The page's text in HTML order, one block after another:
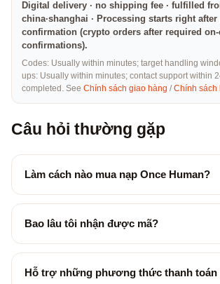
Digital delivery · no shipping fee · fulfilled
china·shanghai · Processing starts right after
confirmation (crypto orders after required
confirmations).
Codes: Usually within minutes; target handling
ups: Usually within minutes; contact support within
completed. See Chính sách giao hàng /Chính sách
Câu hỏi thường gặp
Làm cách nào mua nạp Once Human?
Bao lâu tôi nhận được mã?
Hỗ trợ những phương thức thanh toán